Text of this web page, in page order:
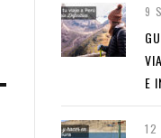
9
E
12